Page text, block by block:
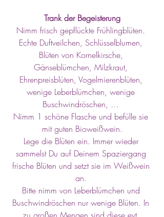
Trank der Begeisterung
Nimm frisch gepflückte Frühlingblüten.
Echte Duftveilchen, Schlüsselblumen,
Blüten von Kornelkirsche,
Gänseblümchen, Milzkraut,
Ehrenpreisblüten, Vogelmierenblüten,
wenige Leberblümchen, wenige
Buschwindröschen, …
Nimm 1 schöne Flasche und befülle sie
mit guten Bioweißwein.
Lege die Blüten ein. Immer wieder
sammelst Du auf Deinem Spaziergang
frische Blüten und setzt sie im Weißwein
an.
Bitte nimm von Leberblümchen und
Buschwindröschen nur wenige Blüten. In